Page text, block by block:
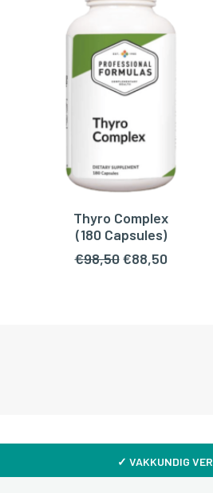
TOEVOEGEN AAN WINKELWAGEN
Thyro Complex
(180 Capsules)
€98,50 Oorspronkelijke
€88,50Huidige
✓ VAKKUNDIG